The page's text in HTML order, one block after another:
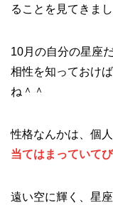
ることを見てきまし
10月の自分の星座
相性を知っておけば
ね＾＾
性格なんかは、個
当てはまっていて
遠い空に輝く、星